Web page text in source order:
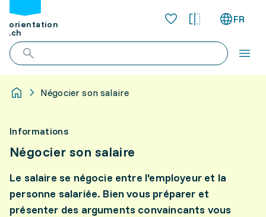
orientation
.ch
FR
Négocier son salaire
Informations
Négocier son salaire
Le salaire se négocie entre l'employeur et la
personne salariée. Bien vous préparer et
présenter des arguments convaincants vous